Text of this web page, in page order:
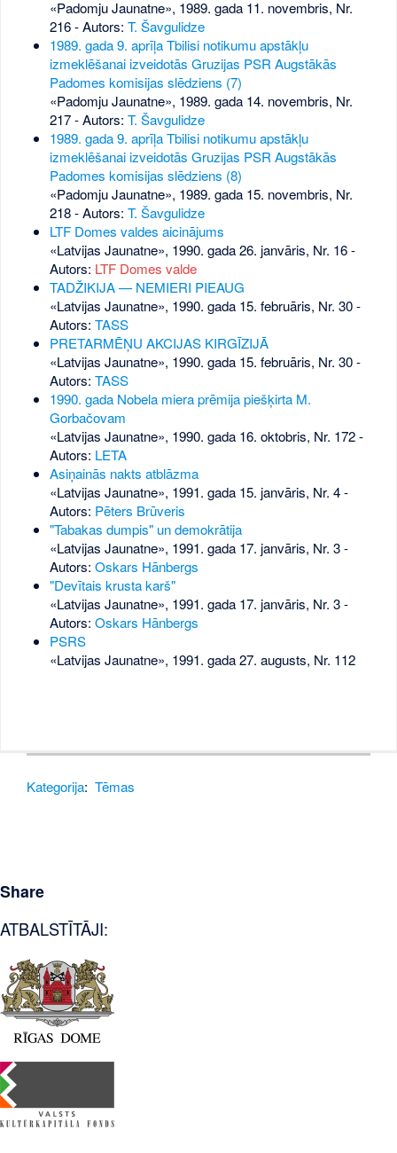
«Padomju Jaunatne», 1989. gada 11. novembris, Nr.
216- Autors: T. Šavgulidze
1989. gada 9. aprīļa Tbilisi notikumu apstākļu
izmeklēšanai izveidotās Gruzijas PSR Augstākās
Padomes komisijas slēdziens (7)
«Padomju Jaunatne», 1989. gada 14. novembris, Nr.
217- Autors: T. Šavgulidze
1989. gada 9. aprīļa Tbilisi notikumu apstākļu
izmeklēšanai izveidotās Gruzijas PSR Augstākās
Padomes komisijas slēdziens (8)
«Padomju Jaunatne», 1989. gada 15. novembris, Nr.
218- Autors: T. Šavgulidze
LTF Domes valdes aicinājums
«Latvijas Jaunatne», 1990. gada 26. janvāris, Nr. 16-
Autors: LTF Domes valde
TADŽIKIJA — NEMIERI PIEAUG
«Latvijas Jaunatne», 1990. gada 15. februāris, Nr. 30-
Autors: TASS
PRETARMĒŅU AKCIJAS KIRGĪZIJĀ
«Latvijas Jaunatne», 1990. gada 15. februāris, Nr. 30-
Autors: TASS
1990. gada Nobela miera prēmija piešķirta M.
Gorbačovam
«Latvijas Jaunatne», 1990. gada 16. oktobris, Nr. 172-
Autors: LETA
Asiņainās nakts atblāzma
«Latvijas Jaunatne», 1991. gada 15. janvāris, Nr. 4-
Autors: Pēters Brūveris
"Tabakas dumpis" un demokrātija
«Latvijas Jaunatne», 1991. gada 17. janvāris, Nr. 3-
Autors: Oskars Hānbergs
"Devītais krusta karš"
«Latvijas Jaunatne», 1991. gada 17. janvāris, Nr. 3-
Autors: Oskars Hānbergs
PSRS
«Latvijas Jaunatne», 1991. gada 27. augusts, Nr. 112
Kategorija: Tēmas
Share
ATBALSTĪTĀJI: